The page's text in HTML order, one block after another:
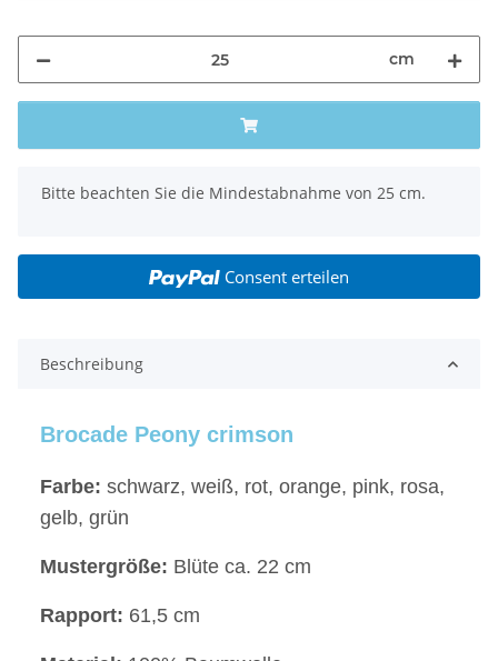
cm
x
Bitte beachten Sie die Mindestabnahme von 25 cm.
Consent erteilen
Beschreibung
Brocade Peony crimson
Farbe: schwarz, weiß, rot, orange, pink, rosa,
gelb, grün
Mustergröße: Blüte ca. 22 cm
Rapport: 61,5 cm